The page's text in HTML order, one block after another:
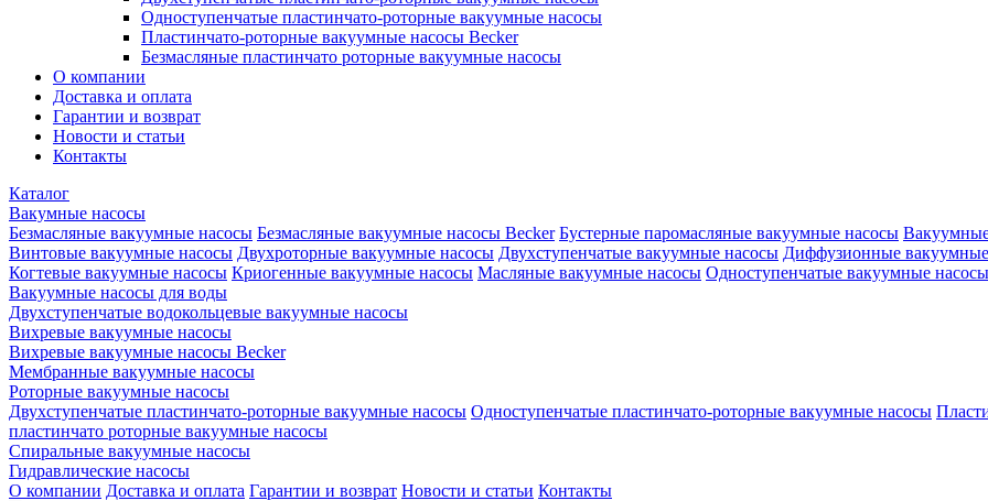
Одноступенчатые пластинчато-роторные вакуумные насосы
Пластинчато-роторные вакуумные насосы Becker
Безмасляные пластинчато роторные вакуумные насосы
О компании
Доставка и оплата
Гарантии и возврат
Новости и статьи
Контакты
Каталог
Вакумные насосы
Безмасляные вакуумные насосы Безмасляные вакуумные насосы Becker Бустерные паромасляные вакуумные насосы
Винтовые вакуумные насосы Двухроторные вакуумные насосы Двухступенчатые вакуумные насосы Диффузионные
Когтевые вакуумные насосы Криогенные вакуумные насосы Масляные вакуумные насосы Одноступенчатые вакуумные насосы
Вакуумные насосы для воды
Двухступенчатые водокольцевые вакуумные насосы
Вихревые вакуумные насосы
Вихревые вакуумные насосы Becker
Мембранные вакуумные насосы
Роторные вакуумные насосы
Двухступенчатые пластинчато-роторные вакуумные насосы Одноступенчатые пластинчато-роторные вакуумные насосы
пластинчато роторные вакуумные насосы
Спиральные вакуумные насосы
Гидравлические насосы
О компании Доставка и оплата Гарантии и возврат Новости и статьи Контакты